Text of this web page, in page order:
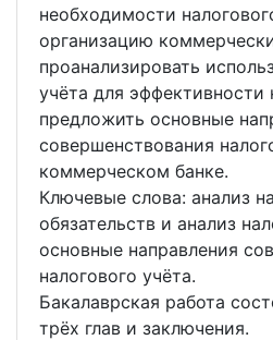
необходимости
организацию
проанализировать
учёта для эффективности
предложить основные
совершенствования
коммерческом банке.
Ключевые слова: анализ
обязательств и анализ
основные направления
налогового учёта.
Бакалаврская работа
трёх глав и заключения.